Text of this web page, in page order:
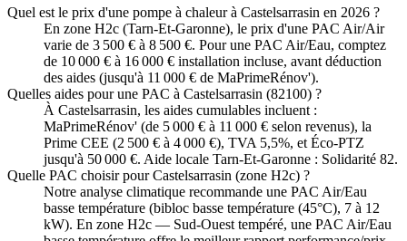
Quel est le prix d'une pompe à chaleur à Castelsarrasin en 2026 ?
En zone H2c (Tarn-Et-Garonne), le prix d'une PAC Air/Air
varie de 3 500 € à 8 500 €. Pour une PAC Air/Eau, comptez
de 10 000 € à 16 000 € installation incluse, avant déduction
des aides (jusqu'à 11 000 € de MaPrimeRénov').
Quelles aides pour une PAC à Castelsarrasin (82100) ?
À Castelsarrasin, les aides cumulables incluent :
MaPrimeRénov' (de 5 000 € à 11 000 € selon revenus), la
Prime CEE (2 500 € à 4 000 €), TVA 5,5%, et Éco-PTZ
jusqu'à 50 000 €. Aide locale Tarn-Et-Garonne : Solidarité 82.
Quelle PAC choisir pour Castelsarrasin (zone H2c) ?
Notre analyse climatique recommande une PAC Air/Eau
basse température (bibloc basse température (45°C), 7 à 12
kW). En zone H2c — Sud-Ouest tempéré, une PAC Air/Eau